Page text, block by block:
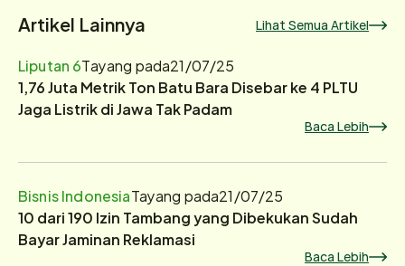
Artikel Lainnya Lihat Semua Artikel
Liputan 6Tayang pada21/07/25
1,76 Juta Metrik Ton Batu Bara Disebar ke 4 PLTU
Jaga Listrik di Jawa Tak Padam
Baca Lebih
Bisnis IndonesiaTayang pada21/07/25
10 dari 190 Izin Tambang yang Dibekukan Sudah
Bayar Jaminan Reklamasi
Baca Lebih